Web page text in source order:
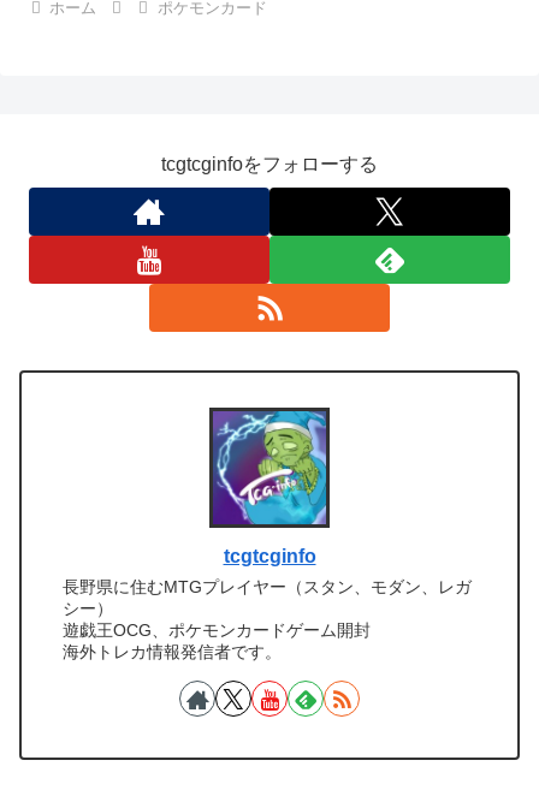
ホーム ポケモンカード
tcgtcginfoをフォローする
tcgtcginfo
長野県に住むMTGプレイヤー（スタン、モダン、レガ
シー）
遊戯王OCG、ポケモンカードゲーム開封
海外トレカ情報発信者です。